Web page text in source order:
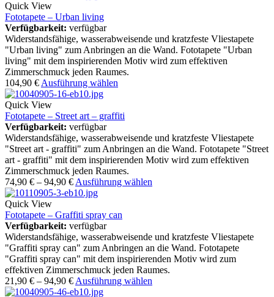
Quick View
Fototapete – Urban living
Verfügbarkeit: verfügbar
Widerstandsfähige, wasserabweisende und kratzfeste Vliestapete
"Urban living" zum Anbringen an die Wand. Fototapete "Urban
living" mit dem inspirierenden Motiv wird zum effektiven
Zimmerschmuck jeden Raumes.
104,90 € Ausführung wählen
Quick View
Fototapete – Street art – graffiti
Verfügbarkeit: verfügbar
Widerstandsfähige, wasserabweisende und kratzfeste Vliestapete
"Street art - graffiti" zum Anbringen an die Wand. Fototapete "Street
art - graffiti" mit dem inspirierenden Motiv wird zum effektiven
Zimmerschmuck jeden Raumes.
74,90 € – 94,90 € Ausführung wählen
Quick View
Fototapete – Graffiti spray can
Verfügbarkeit: verfügbar
Widerstandsfähige, wasserabweisende und kratzfeste Vliestapete
"Graffiti spray can" zum Anbringen an die Wand. Fototapete
"Graffiti spray can" mit dem inspirierenden Motiv wird zum
effektiven Zimmerschmuck jeden Raumes.
21,90 € – 94,90 € Ausführung wählen